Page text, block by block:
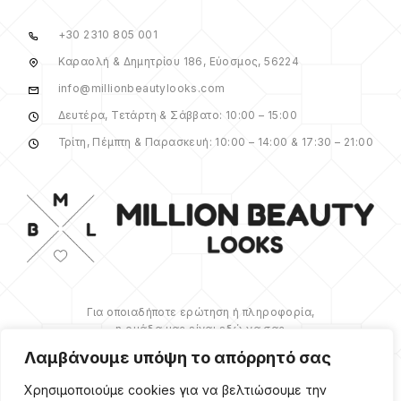
Λαμβάνουμε υπόψη το απόρρητό σας
Χρησιμοποιούμε cookies για να βελτιώσουμε την
+30 2310 805 001
Καραολή & Δημητρίου 186, Εύοσμος, 56224
info@millionbeautylooks.com
Δευτέρα, Τετάρτη & Σάββατο: 10:00 – 15:00
Τρίτη, Πέμπτη & Παρασκευή: 10:00 – 14:00 & 17:30 – 21:00
Για οποιαδήποτε ερώτηση ή πληροφορία,
η ομάδα μας είναι εδώ να σας
βοηθήσουμε.
ΠΕΡΙΣΣΌΤΕΡΑ